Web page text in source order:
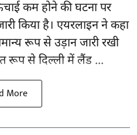
कम होने की घटना पर
किया है। एयरलाइन ने कहा
रूप से उड़ान जारी रखी
रूप से दिल्ली में लैंड ...
More